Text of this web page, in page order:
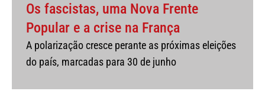
Os fascistas, uma Nova Frente
Popular e a crise na França
A polarização cresce perante as próximas eleições
do país, marcadas para 30 de junho